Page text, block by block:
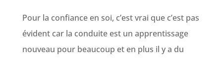
Pour la confiance en soi, c’est vrai que c’est pas
évident car la conduite est un apprentissage
nouveau pour beaucoup et en plus il y a du